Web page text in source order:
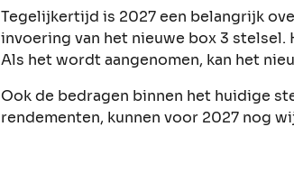
Tegelijkertijd is 2027 een belangrijk
invoering van het nieuwe box 3
Als het wordt aangenomen, kan het
Ook de bedragen binnen het huidige
rendementen, kunnen voor 2027 nog